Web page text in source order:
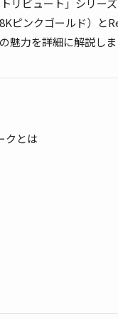
ピンクゴールド）
魅力を詳細に解説しま
クとは